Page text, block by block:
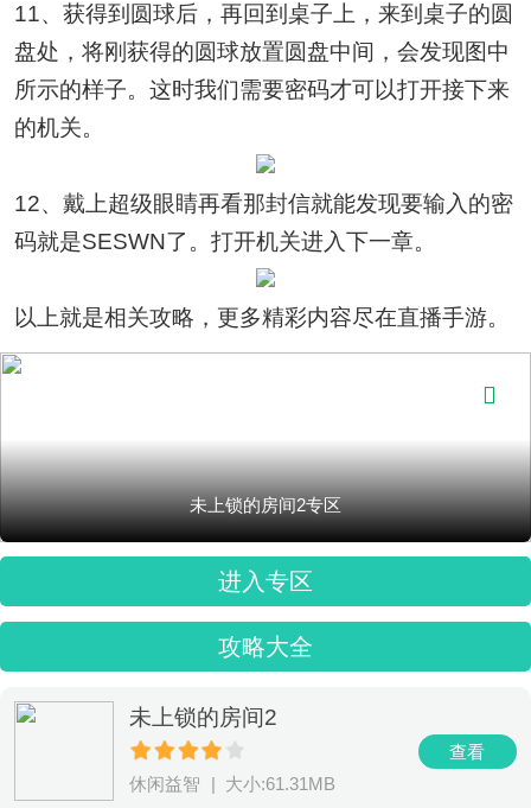
11、获得到圆球后，再回到桌子上，来到桌子的圆
盘处，将刚获得的圆球放置圆盘中间，会发现图中
所示的样子。这时我们需要密码才可以打开接下来
的机关。
12、戴上超级眼睛再看那封信就能发现要输入的密
码就是SESWN了。打开机关进入下一章。
以上就是相关攻略，更多精彩内容尽在直播手游。
未上锁的房间2专区

进入专区
攻略大全
未上锁的房间2
休闲益智 | 大小:61.31MB
查看